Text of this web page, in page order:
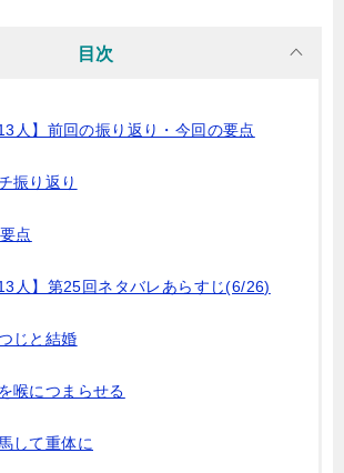
目次
人】前回の振り返り・今回の要点
振り返り
点
人】第25回ネタバレあらすじ(6/26)
じと結婚
喉につまらせる
して重体に